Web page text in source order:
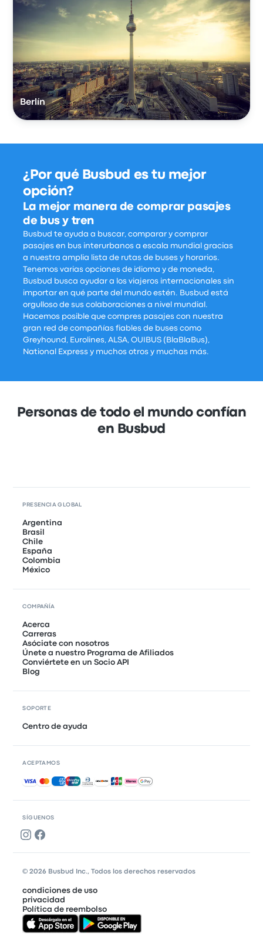
Berlín
¿Por qué Busbud es tu mejor
opción?
La mejor manera de comprar pasajes
de bus y tren
Busbud te ayuda a buscar, comparar y comprar
pasajes en bus interurbanos a escala mundial gracias
a nuestra amplia lista de rutas de buses y horarios.
Tenemos varias opciones de idioma y de moneda,
Busbud busca ayudar a los viajeros internacionales sin
importar en qué parte del mundo estén. Busbud está
orgulloso de sus colaboraciones a nivel mundial.
Hacemos posible que compres pasajes con nuestra
gran red de compañías fiables de buses como
Greyhound, Eurolines, ALSA, OUIBUS (BlaBlaBus),
National Express y muchos otros y muchas más.
Personas de todo el mundo confían
en Busbud
SÍGUENOS
PRESENCIA GLOBAL
Argentina
Brasil
Chile
España
Colombia
México
COMPAÑÍA
Acerca
Carreras
Asóciate con nosotros
Únete a nuestro Programa de Afiliados
Conviértete en un Socio API
Blog
SOPORTE
Centro de ayuda
ACEPTAMOS
Pagos aceptados
© 2026 Busbud Inc., Todos los derechos reservados
condiciones de uso
privacidad
Política de reembolso